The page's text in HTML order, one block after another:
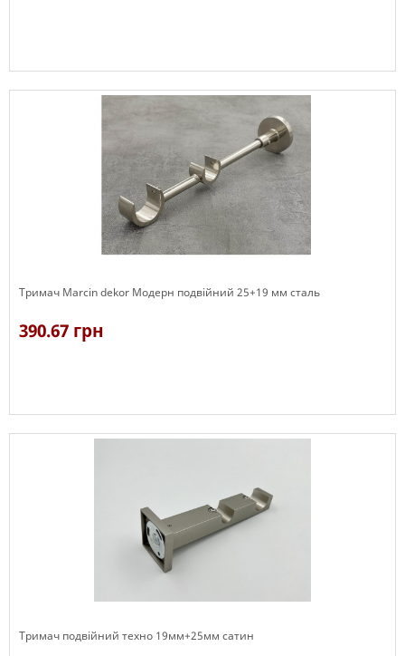
Тримач Marcin dekor Модерн подвійний 25+19 мм сталь
390.67 грн
Тримач подвійний техно 19мм+25мм сатин